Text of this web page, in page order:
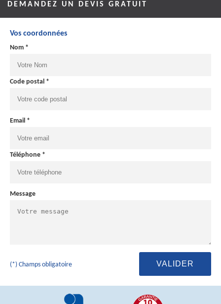
DEMANDEZ UN DEVIS GRATUIT
Vos coordonnées
Nom *
Code postal *
Email *
Téléphone *
Message
(*) Champs obligatoire